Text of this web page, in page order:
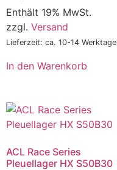
Enthält 19% MwSt.
zzgl. Versand
Lieferzeit: ca. 10-14 Werktage
In den Warenkorb
ACL Race Series
Pleuellager HX S50B30